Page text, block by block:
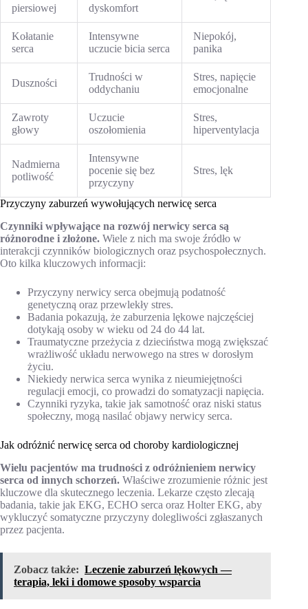
piersiowej
dyskomfort
Kołatanie
serca
Intensywne
uczucie bicia serca
Niepokój,
panika
Duszności
Trudności w
oddychaniu
Stres, napięcie
emocjonalne
Zawroty
głowy
Uczucie
oszołomienia
Stres,
hiperventylacja
Nadmierna
potliwość
Intensywne
pocenie się bez
przyczyny
Stres, lęk
Przyczyny zaburzeń wywołujących nerwicę serca
Czynniki wpływające na rozwój nerwicy serca są
różnorodne i złożone. Wiele z nich ma swoje źródło w
interakcji czynników biologicznych oraz psychospołecznych.
Oto kilka kluczowych informacji:
Przyczyny nerwicy serca obejmują podatność
genetyczną oraz przewlekły stres.
Badania pokazują, że zaburzenia lękowe najczęściej
dotykają osoby w wieku od 24 do 44 lat.
Traumatyczne przeżycia z dzieciństwa mogą zwiększać
wrażliwość układu nerwowego na stres w dorosłym
życiu.
Niekiedy nerwica serca wynika z nieumiejętności
regulacji emocji, co prowadzi do somatyzacji napięcia.
Czynniki ryzyka, takie jak samotność oraz niski status
społeczny, mogą nasilać objawy nerwicy serca.
Jak odróżnić nerwicę serca od choroby kardiologicznej
Wielu pacjentów ma trudności z odróżnieniem nerwicy
serca od innych schorzeń. Właściwe zrozumienie różnic jest
kluczowe dla skutecznego leczenia. Lekarze często zlecają
badania, takie jak EKG, ECHO serca oraz Holter EKG, aby
wykluczyć somatyczne przyczyny dolegliwości zgłaszanych
przez pacjenta.
Zobacz także: Leczenie zaburzeń lękowych —
terapia, leki i domowe sposoby wsparcia